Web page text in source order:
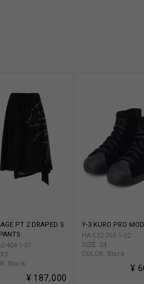
PT 2 DRAPED S
404-1-01
Black
¥ 187,000
Y-3 KURO PRO
HA-E32-765-1-02
SIZE: 24
COLOR: Black
¥